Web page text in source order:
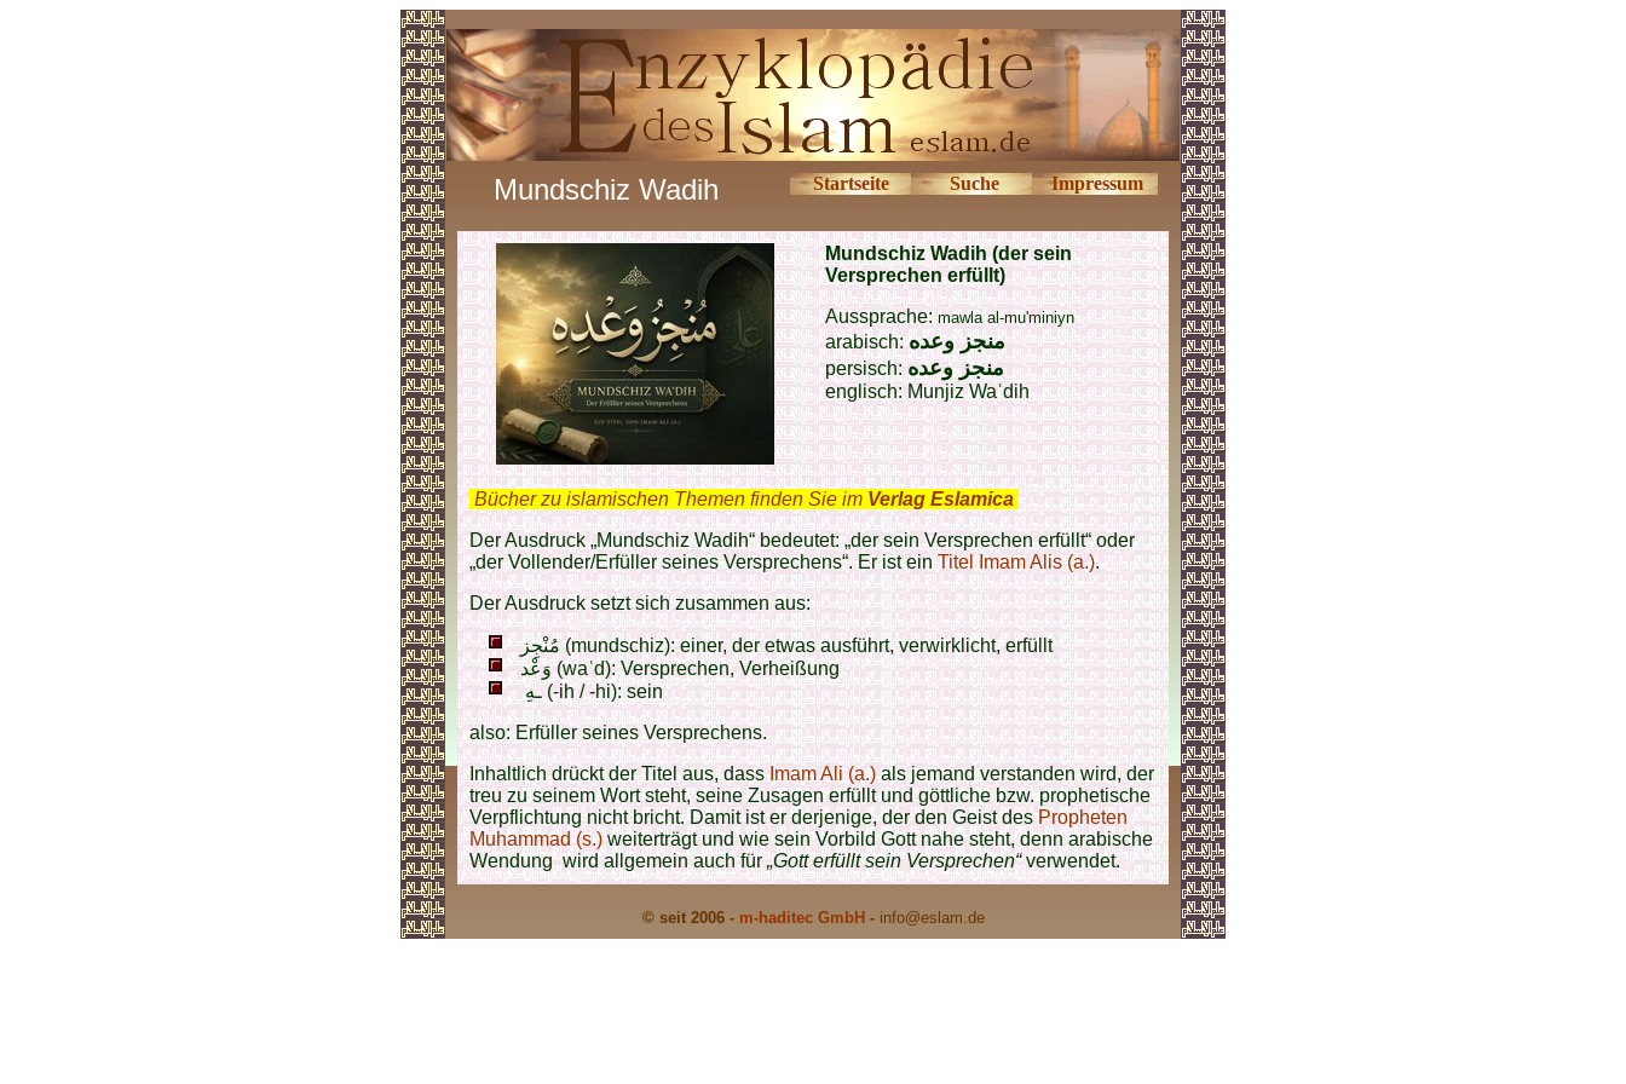
Mundschiz Wadih Startseite Suche Impressum
Mundschiz Wadih (der sein
Versprechen erfüllt)
Aussprache:mawla al-mu'miniyn
arabisch:منجز وعده
persisch:منجز وعده
englisch: Munjiz Waʿdih
Bücher zu islamischen Themen finden Sie im Verlag Eslamica
Der Ausdruck „Mundschiz Wadih“ bedeutet: „der sein Versprechen erfüllt“ oder
„der Vollender/Erfüller seines Versprechens“. Er ist einTitel Imam Alis (a.).
Der Ausdruck setzt sich zusammen aus:
مُنْجِز (mundschiz): einer, der etwas ausführt, verwirklicht, erfüllt
وَعْد (waʿd): Versprechen, Verheißung
ـهِ (-ih / -hi): sein
also: Erfüller seines Versprechens.
Inhaltlich drückt der Titel aus, dassImam Ali (a.)als jemand verstanden wird, der
treu zu seinem Wort steht, seine Zusagen erfüllt und göttliche bzw. prophetische
Verpflichtung nicht bricht. Damit ist er derjenige, der den Geist desPropheten
Muhammad (s.)weiterträgt und wie sein Vorbild Gott nahe steht, denn arabische
Wendung wird allgemein auch für„Gott erfüllt sein Versprechen“verwendet.
© seit 2006 - m-haditec GmbH - info@eslam.de